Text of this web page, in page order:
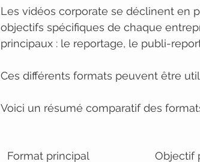
Les vidéos corporate se déclinent en
objectifs spécifiques de chaque
principaux : le reportage, le publi-
Ces différents formats peuvent être
Voici un résumé comparatif des
Format principal Objectif